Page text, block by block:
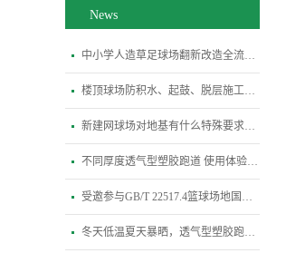
News
中小学人造草足球场翻新改造全流程指南
楼顶球场防积水、起鼓、脱层施工关键规范
新建网球场对地基有什么特殊要求？平整度、排水坡度标准是多少
不同厚度透气型塑胶跑道 使用体验差异全解析
受邀参与GB/T 22517.4篮球场地国标修订研讨会-杭州宝力体育
冬天低温夏天暴晒，透气型塑胶跑道会变硬开裂吗？